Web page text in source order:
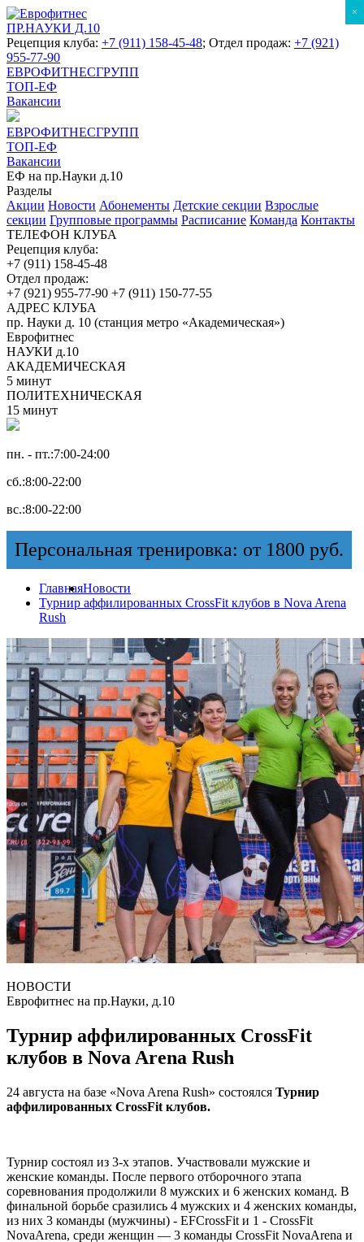
ПР.НАУКИ Д.10
Рецепция клуба: +7 (911) 158-45-48; Отдел продаж: +7 (921)
955-77-90
ЕВРОФИТНЕСГРУПП
ТОП-ЕФ
Вакансии
ЕВРОФИТНЕСГРУПП
ТОП-ЕФ
Вакансии
ЕФ на пр.Науки д.10
Разделы
Акции Новости Абонементы Детские секции Взрослые
секции Групповые программы Расписание Команда Контакты
ТЕЛЕФОН КЛУБА
Рецепция клуба:
+7 (911) 158-45-48
Отдел продаж:
+7 (921) 955-77-90 +7 (911) 150-77-55
АДРЕС КЛУБА
пр. Науки д. 10 (станция метро «Академическая»)
Еврофитнес
НАУКИ д.10
АКАДЕМИЧЕСКАЯ
5 минут
ПОЛИТЕХНИЧЕСКАЯ
15 минут
пн. - пт.:7:00-24:00
сб.:8:00-22:00
вс.:8:00-22:00
Персональная тренировка: от 1800 руб.
ГлавнаяНовости
Турнир аффилированных CrossFit клубов в Nova Arena
Rush
НОВОСТИ
Еврофитнес на пр.Науки, д.10
Турнир аффилированных CrossFit
клубов в Nova Arena Rush
24 августа на базе «Nova Arena Rush» состоялся Турнир
аффилированных CrossFit клубов.
Турнир состоял из 3-х этапов. Участвовали мужские и
женские команды. После первого отборочного этапа
соревнования продолжили 8 мужских и 6 женских команд. В
финальной борьбе сразились 4 мужских и 4 женских команды,
из них 3 команды (мужчины) - EFCrossFit и 1 - CrossFit
NovaArena, среди женщин — 3 команды CrossFit NovaArena и
×